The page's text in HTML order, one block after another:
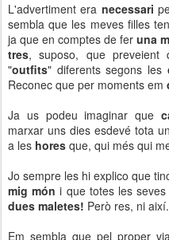
L'advertiment era necessari
sembla que les meves filles
ja que en comptes de fer una
tres, suposo, que preveient
"outfits" diferents segons les
Reconec que per moments em
Ja us podeu imaginar que
marxar uns dies esdevé tota
a les hores que, qui més qui
Jo sempre les hi explico que
mig món i que totes les
dues maletes! Però res, ni
Em sembla que pel proper